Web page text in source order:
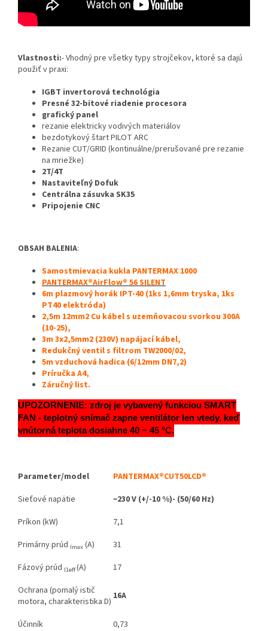
Vlastnosti:- Vhodný pre všetky typy strojčekov, ktoré sa dajú
použiť v praxi:
IGBT invertorová technológia
Presné 32-bitové riadenie procesora
grafický panel
rezanie elektricky vodivých materiálov
bezdotykový štart PILOT ARC
Rezanie CUT/GRID (kontinuálne/prerušované pre rezanie
na mriežke)
2T/4T
Nastaviteľný Dofuk
Centrálna zásuvka SK35
Pripojenie CNC
OBSAH BALENIA:
Samostmievacia kukla PANTERMAX 1000
PANTERMAX®AirFlow® 56 SILENT
6m plazmový horák IPT-40 (1ks 1,6mm tryska, 1ks
PT40 elektróda)
2,5m 12mm2 Cu kábel s uzemňovacou svorkou 300A
(10-25),
3m 3x2,5mm2 (230V) napájací kábel,
Redukčný ventil s filtrom TW2000/02,
5m vzduchová hadica (6/12mm DN7,2)
Príručka A4,
Záručný list.
UPOZORNENIE: zdroj je vybavený funkciou SMART
FAN - teplotný snímač zapne ventilátor len vtedy, keď
vnútorná teplota dosiahne 40 ~ 45 °C.
Parameter/model PANTERMAX®CUT50LCD®
Sieťové napätie
~230 V (+/-10 %)- (50/60 Hz)
Príkon (kW)
7,1
Primárny prúd Imax (A)
31
Fázový prúd I1eff(A)
17
Ochrana (pomalý istič
motora, charakteristika D) 16A
Účinník
0,73